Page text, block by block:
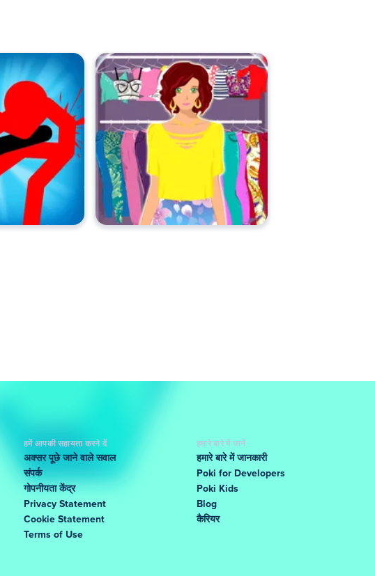
हमें आपकी सहायता करने दें
अक्सर पूछे जाने वाले सवाल
संपर्क
गोपनीयता केंद्र
Privacy Statement
Cookie Statement
Terms of Use
हमारे बारे में जानें
हमारे बारे में जानकारी
Poki for Developers
Poki Kids
Blog
कैरियर